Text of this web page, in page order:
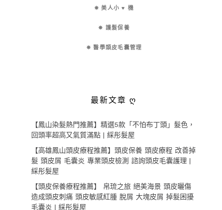
✵ 美人小 ♥ 機
✵ 護髮保養
✵ 醫學頭皮毛囊管理
最新文章 ღ
【鳳山染髮熱門推薦】精選5款「不怕布丁頭」髮色，
回頭率超高又氣質滿點 | 綵彤髮屋
【高雄鳳山頭皮療程推薦】頭皮保養 頭皮療程 改善掉
髮 頭皮屑 毛囊炎 專業頭皮檢測 諮詢頭皮毛囊護理 |
綵彤髮屋
【頭皮保養療程推薦】 帛琉之旅 絕美海景 頭皮曬傷
造成頭皮刺痛 頭皮敏感紅腫 脫屑 大塊皮屑 掉髮困擾
毛囊炎 | 綵彤髮屋